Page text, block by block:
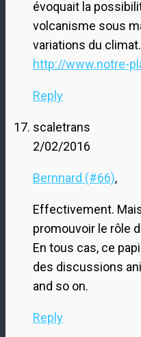
évoquait la
volcanisme sous
variations du climat.
http://www.notre-
Reply
scaletrans
2/02/2016
Bernnard (#66),
Effectivement.
promouvoir le rôle
En tous cas, ce
des discussions
and so on.
Reply